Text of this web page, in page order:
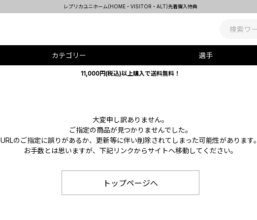
レプリカユニホーム(HOME・VISITOR・ALT)先着購入特典
カテゴリー 選手
11,000円(税込)以上購入で送料無料！
大変申し訳ありません。
ご指定の商品が見つかりませんでした。
URLのご指定に誤りがあるか、更新等に伴い削除されてしまった可能性があります。
お手数とは思いますが、下記リンクからサイトへ移動してください。
トップページへ